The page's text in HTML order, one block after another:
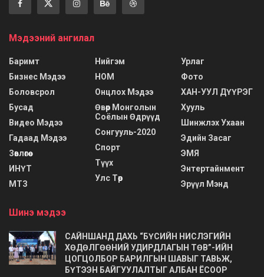
Мэдээний ангилал
Баримт
Бизнес Мэдээ
Боловсрол
Бусад
Видео Мэдээ
Гадаад Мэдээ
Зөвлөгөө
ИНҮТ
МТЗ
Нийгэм
НОМ
Онцлох Мэдээ
Өвөр Монголын
Соёлын Өдрүүд
Сонгууль-2020
Спорт
Түүх
Улс Төр
Урлаг
Фото
ХАН-УУЛ ДҮҮРЭГ
Хууль
Шинжлэх Ухаан
Эдийн Засаг
ЭМЯ
Энтертайнмент
Эрүүл Мэнд
Шинэ мэдээ
САЙНШАНД ДАХЬ “БҮСИЙН НИСЛЭГИЙН
ХӨДӨЛГӨӨНИЙ УДИРДЛАГЫН ТӨВ”-ИЙН
ЦОГЦОЛБОР БАРИЛГЫН ШАВЫГ ТАВЬЖ,
БҮТЭЭН БАЙГУУЛАЛТЫГ АЛБАН ЁСООР